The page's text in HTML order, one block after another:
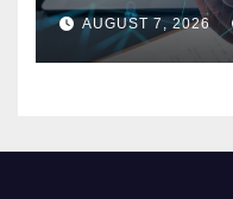
AUGUST 7, 2026